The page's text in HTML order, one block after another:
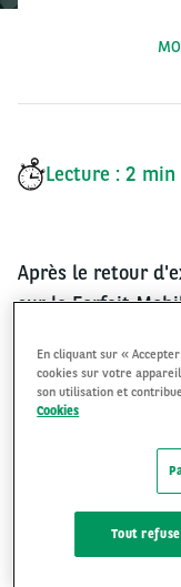
Lecture : 2 min
Après le retour
sur le Forfait
Mobilité. Sous
gérée au sein de
totalement à leur
Audrey
En cliquant sur «
cookies sur votre
son utilisation et
Cookies
Tout